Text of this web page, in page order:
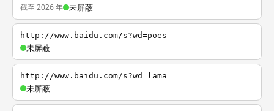
截至 2026 年 未屏蔽
http://www.baidu.com/s?wd=poes
未屏蔽
http://www.baidu.com/s?wd=lama
未屏蔽